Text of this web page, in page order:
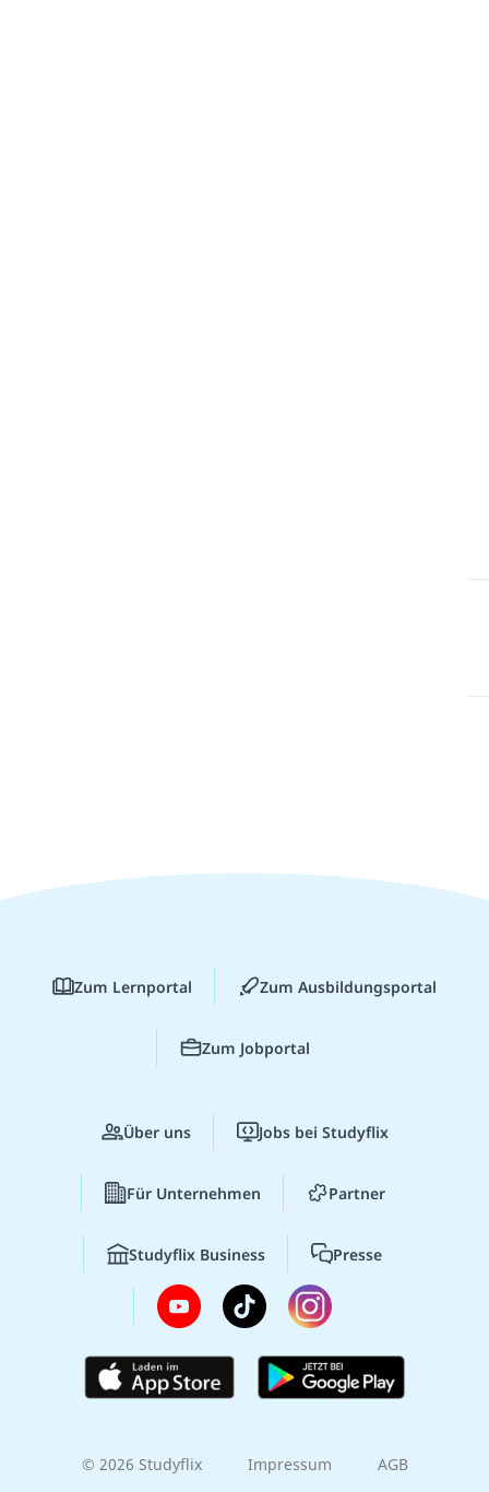
Zum Lernportal Zum Ausbildungsportal
Zum Jobportal
Über uns Jobs bei Studyflix
Für Unternehmen Partner
Studyflix Business Presse
© 2026 Studyflix Impressum AGB